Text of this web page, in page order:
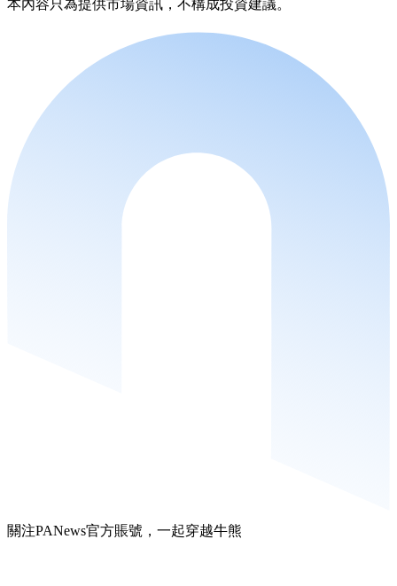
本內容只為提供市場資訊，不構成投資建議。
關注PANews官方賬號，一起穿越牛熊